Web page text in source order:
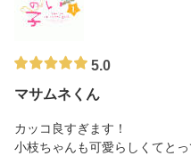
5.0
マサムネくん
カッコ良すぎます！
小枝ちゃんも可愛らしくてとっ